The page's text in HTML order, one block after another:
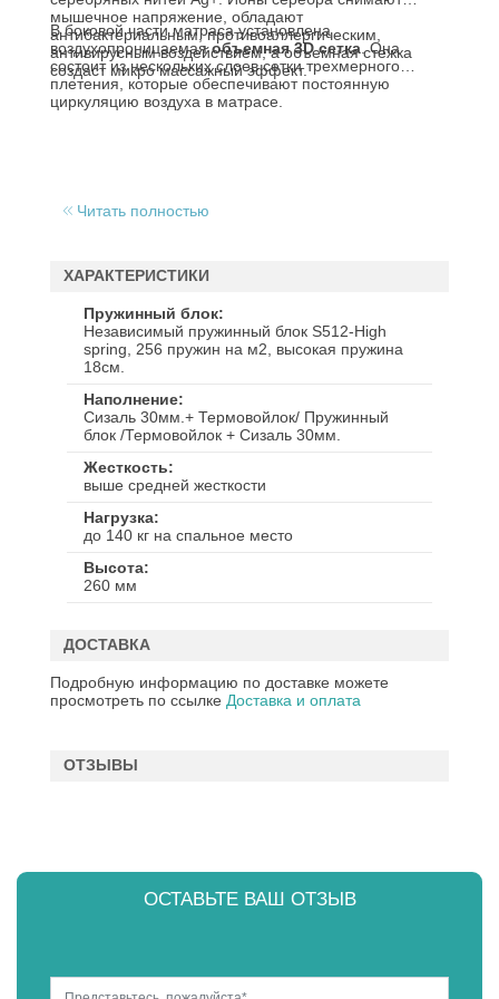
мышечное напряжение, обладают
антибактериальным, противоаллергическим,
антивирусным воздействием, а объемная стежка
создаст микро массажный эффект.
В боковой части матраса установлена
воздухопроницаемаяобъемная 3D сетка . Она
состоит из нескольких слоев сетки трехмерного
плетения, которые обеспечивают постоянную
циркуляцию воздуха в матрасе.
Читать полностью
ХАРАКТЕРИСТИКИ
Пружинный блок
Независимый пружинный блок S512-High
spring, 256 пружин на м2, высокая пружина
18см.
Наполнение
Cизаль 30мм.+ Термовойлок/ Пружинный
блок /Термовойлок + Сизаль 30мм.
Жесткость
выше средней жесткости
Нагрузка
до 140 кг на спальное место
Высота
260 мм
ДОСТАВКА
Подробную информацию по доставке можете
просмотреть по ссылке Доставка и оплата
ОТЗЫВЫ
ОСТАВЬТЕ ВАШ ОТЗЫВ